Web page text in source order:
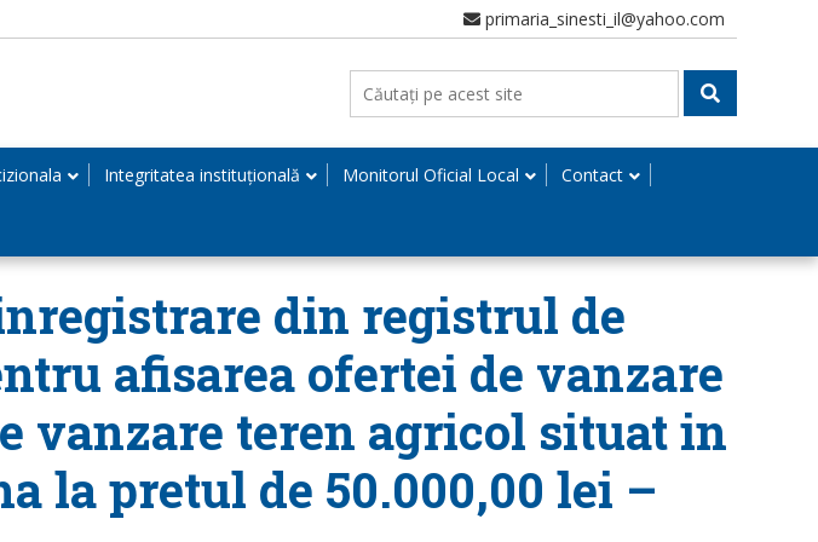
primaria_sinesti_il@yahoo.com
Integritatea instituțională Monitorul Oficial Local Contact
din registrul de
afisarea ofertei de vanzare
vanzare teren agricol situat in
la pretul de 50.000,00 lei –